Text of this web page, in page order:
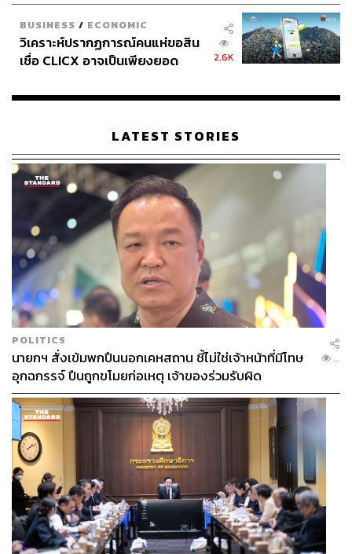
BUSINESS / ECONOMIC
วิเคราะห์ปรากฏการณ์คนแห่ขอสิน
เชื่อ CLICX อาจเป็นเพียงยอด
เรือนไทยที่ถูกซุกไว้
2.6K
LATEST STORIES
POLITICS
นายกฯ สั่งเข้มพกปืนนอกเคหสถาน ชี้ไม่ใช่เจ้าหน้าที่มีโทษ
อุกฉกรรจ์ ปืนถูกขโมยก่อเหตุ เจ้าของร่วมรับผิด
...